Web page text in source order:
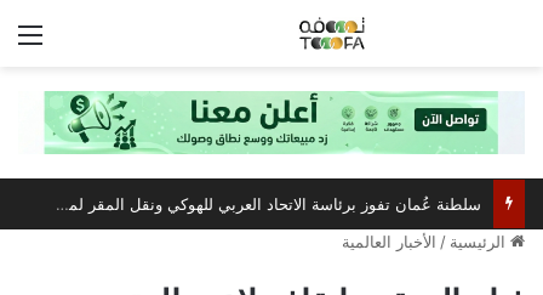
سلطنة عُمان تفوز برئاسة الاتحاد العربي للهوكي ونقل المقر لمسقط
الرئيسية / الأخبار العالمية